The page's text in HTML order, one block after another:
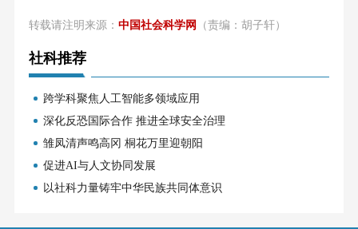
转载请注明来源： 中国社会科学网 （责编：胡子轩）
社科推荐
跨学科聚焦人工智能多领域应用
深化反恐国际合作 推进全球安全治理
雏凤清声鸣高冈 桐花万里迎朝阳
促进AI与人文协同发展
以社科力量铸牢中华民族共同体意识